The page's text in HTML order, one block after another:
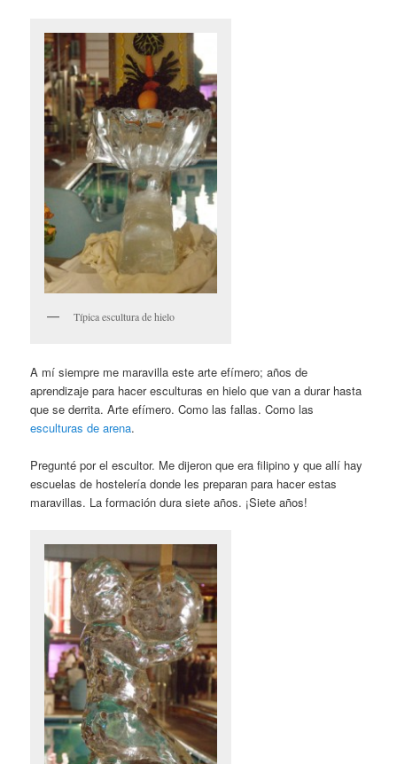
Típica escultura de hielo
A mí siempre me maravilla este arte efímero; años de
aprendizaje para hacer esculturas en hielo que van a durar hasta
que se derrita. Arte efímero. Como las fallas. Como las
esculturas de arena.
Pregunté por el escultor. Me dijeron que era filipino y que allí hay
escuelas de hostelería donde les preparan para hacer estas
maravillas. La formación dura siete años. ¡Siete años!